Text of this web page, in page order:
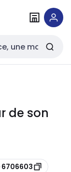
de son
6706603